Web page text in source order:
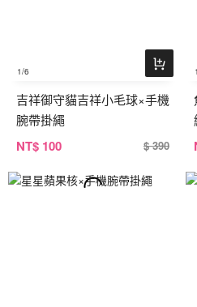
1/6
吉祥御守貓吉祥小毛球×手機
腕帶掛繩
NT$ 100 $ 390
1